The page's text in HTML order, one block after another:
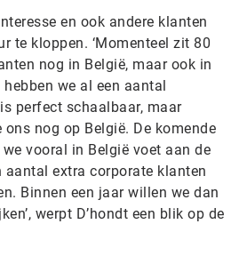
en ook andere klanten
te kloppen. ‘Momenteel zit 80
nog in België, maar ook in
we al een aantal
perfect schaalbaar, maar
nog op België. De komende
vooral in België voet aan de
aantal extra corporate klanten
Binnen een jaar willen we dan
werpt D’hondt een blik op de